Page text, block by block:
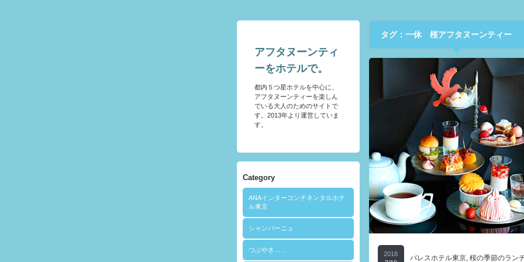
アフタヌーンティ
ーをホテルで。
都内５つ星ホテルを中心に、
アフタヌーンティーを楽しん
でいる大人のためのサイトで
す。2013年より運営していま
す。
Category
ANAインターコンチネンタルホテ
ル東京
シャンパーニュ
つぶやき……
タグ：一休 桜アフタヌーンティー
2018
パレスホテル東京, 桜の季節のラン